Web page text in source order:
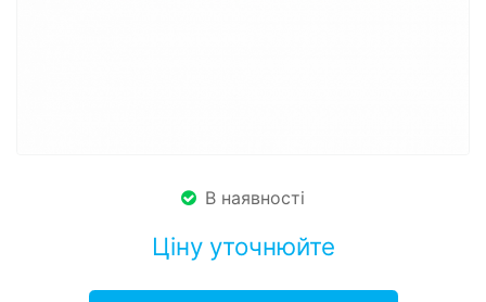
В наявності
Ціну уточнюйте